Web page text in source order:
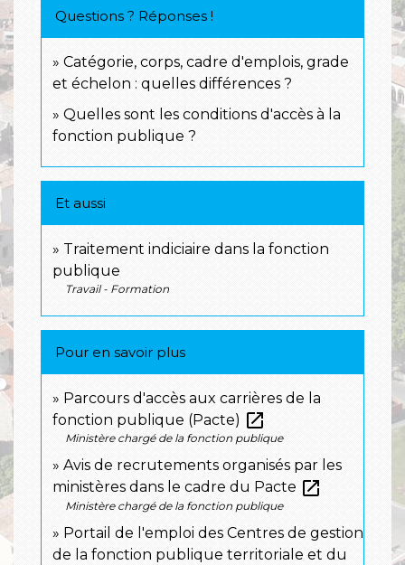
Questions ? Réponses !
Catégorie, corps, cadre d'emplois, grade
et échelon : quelles différences ?
Quelles sont les conditions d'accès à la
fonction publique ?
Et aussi
Traitement indiciaire dans la fonction
publique
Travail - Formation
Pour en savoir plus
Parcours d'accès aux carrières de la
fonction publique (Pacte) open_in_new
Ministère chargé de la fonction publique
Avis de recrutements organisés par les
ministères dans le cadre du Pacte open_in_new
Ministère chargé de la fonction publique
Portail de l'emploi des Centres de gestion
de la fonction publique territoriale et du